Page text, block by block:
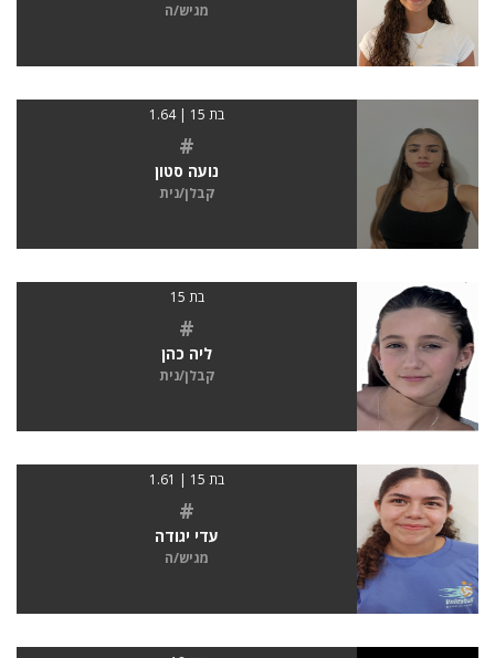
מגיש/ה
בת 15 | 1.64
#
נועה סטון
קבלן/נית
בת 15
#
ליה כהן
קבלן/נית
בת 15 | 1.61
#
עדי יגודה
מגיש/ה